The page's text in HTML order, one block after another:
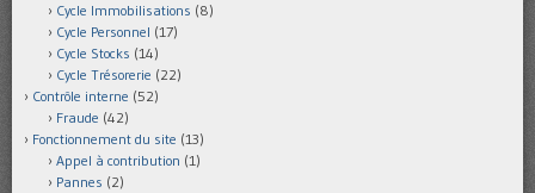
Cycle Immobilisations (8)
Cycle Personnel (17)
Cycle Stocks (14)
Cycle Trésorerie (22)
Contrôle interne (52)
Fraude (42)
Fonctionnement du site (13)
Appel à contribution (1)
Pannes (2)